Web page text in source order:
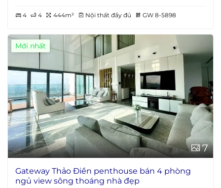
4 4 444m² Nội thất đầy đủ GW 8-5898
Mới nhất
7
Gateway Thảo Điền penthouse bán 4 phòng
ngủ view sông thoáng nhà đẹp